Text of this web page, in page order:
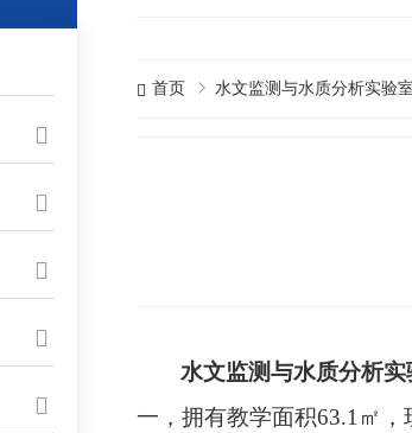
首页 水文监测与水质分析实验室
水文监测与水质分析实
一，拥有教学面积63.1㎡